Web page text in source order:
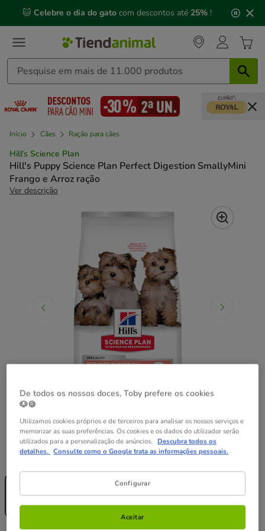
mensagem,
🐱 Celebre o dia do gato com descontos até 25% !
Início Cães Ração para cães
Hill's Science Plan
Hill's Puppy Science Plan Perfect Digestion SmallyMini
Frango e Arroz ração
Ver descrição
Peso:1.5 kg
Sem Stock
17.69€
(11.79€ / kg)
Sem Stock
34.09€
(11.36€ / kg)
De todos os nossos doces, Toby prefere os cookies
🐶🍪
Utilizamos cookies próprios e de terceiros para analisar os nossos serviços e
memorizar as suas preferências. Os cookies e os dados do utilizador serão
utilizados para a personalização de anúncios. Descubra todos os
detalhes. Consulte como o Google trata as informações pessoais.
Configurar
Aceitar